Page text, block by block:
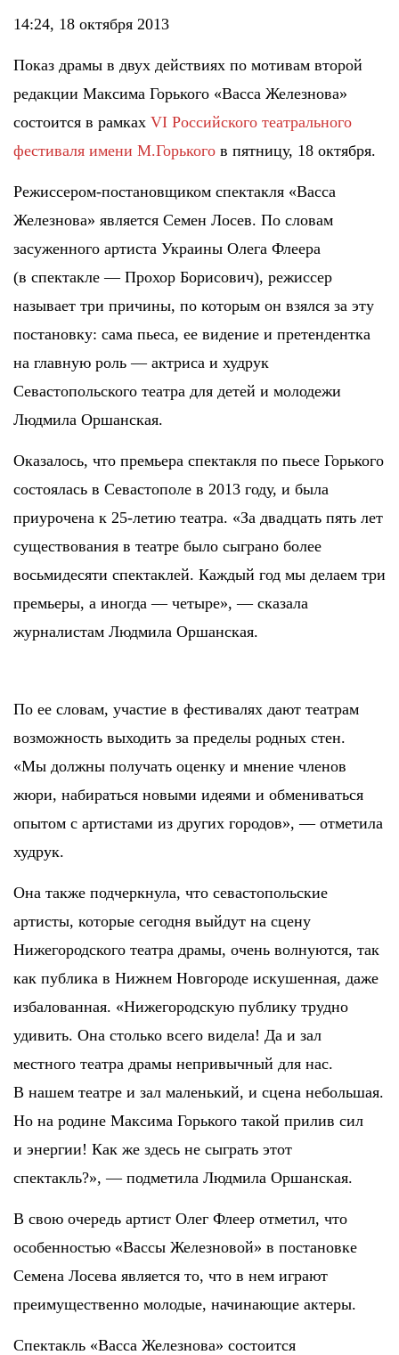
14:24, 18 октября 2013
Показ драмы в двух действиях по мотивам второй
редакции Максима Горького «Васса Железнова»
состоится в рамках VI Российского театрального
фестиваля имени М.Горького в пятницу, 18 октября.
Режиссером-постановщиком спектакля «Васса
Железнова» является Семен Лосев. По словам
засуженного артиста Украины Олега Флеера
(в спектакле — Прохор Борисович), режиссер
называет три причины, по которым он взялся за эту
постановку: сама пьеса, ее видение и претендентка
на главную роль — актриса и худрук
Севастопольского театра для детей и молодежи
Людмила Оршанская.
Оказалось, что премьера спектакля по пьесе Горького
состоялась в Севастополе в 2013 году, и была
приурочена к 25-летию театра. «За двадцать пять лет
существования в театре было сыграно более
восьмидесяти спектаклей. Каждый год мы делаем три
премьеры, а иногда — четыре», — сказала
журналистам Людмила Оршанская.
По ее словам, участие в фестивалях дают театрам
возможность выходить за пределы родных стен.
«Мы должны получать оценку и мнение членов
жюри, набираться новыми идеями и обмениваться
опытом с артистами из других городов», — отметила
худрук.
Она также подчеркнула, что севастопольские
артисты, которые сегодня выйдут на сцену
Нижегородского театра драмы, очень волнуются, так
как публика в Нижнем Новгороде искушенная, даже
избалованная. «Нижегородскую публику трудно
удивить. Она столько всего видела! Да и зал
местного театра драмы непривычный для нас.
В нашем театре и зал маленький, и сцена небольшая.
Но на родине Максима Горького такой прилив сил
и энергии! Как же здесь не сыграть этот
спектакль?», — подметила Людмила Оршанская.
В свою очередь артист Олег Флеер отметил, что
особенностью «Вассы Железновой» в постановке
Семена Лосева является то, что в нем играют
преимущественно молодые, начинающие актеры.
Спектакль «Васса Железнова» состоится